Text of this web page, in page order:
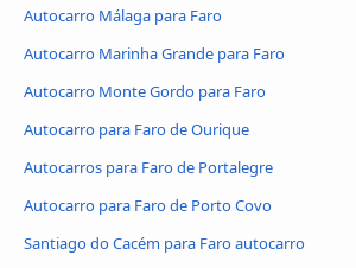
Autocarro Málaga para Faro
Autocarro Marinha Grande para Faro
Autocarro Monte Gordo para Faro
Autocarro para Faro de Ourique
Autocarros para Faro de Portalegre
Autocarro para Faro de Porto Covo
Santiago do Cacém para Faro autocarro